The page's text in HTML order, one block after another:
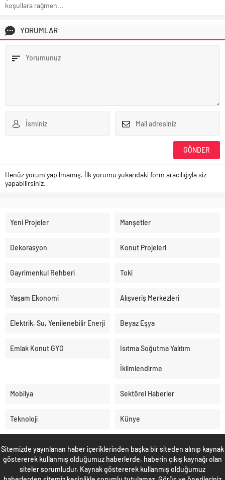
koşullara rağmen...
YORUMLAR
Henüz yorum yapılmamış. İlk yorumu yukarıdaki form aracılığıyla siz
yapabilirsiniz.
Yeni Projeler Manşetler
Dekorasyon Konut Projeleri
Gayrimenkul Rehberi Toki
Yaşam Ekonomi Alışveriş Merkezleri
Elektrik, Su, Yenilenebilir Enerji Beyaz Eşya
Emlak Konut GYO Isıtma Soğutma Yalıtım
İklimlendirme
Mobilya Sektörel Haberler
Teknoloji Künye
Sitemizde yayınlanan haber içeriklerinden başka bir siteden alınıp kaynak
göstererek kullanmış olduğumuz haberlerde, haberin çıkış kaynağı olan
siteler sorumludur. Kaynak göstererek kullanmış olduğumuz